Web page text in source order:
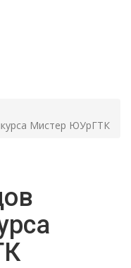
Мистер ЮУрГТК